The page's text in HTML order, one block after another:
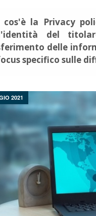
cos'è la Privacy
del
delle
specifico sulle
2021